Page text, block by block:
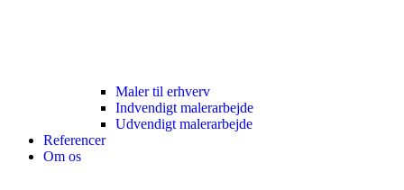
Maler til erhverv
Indvendigt malerarbejde
Udvendigt malerarbejde
Referencer
Om os